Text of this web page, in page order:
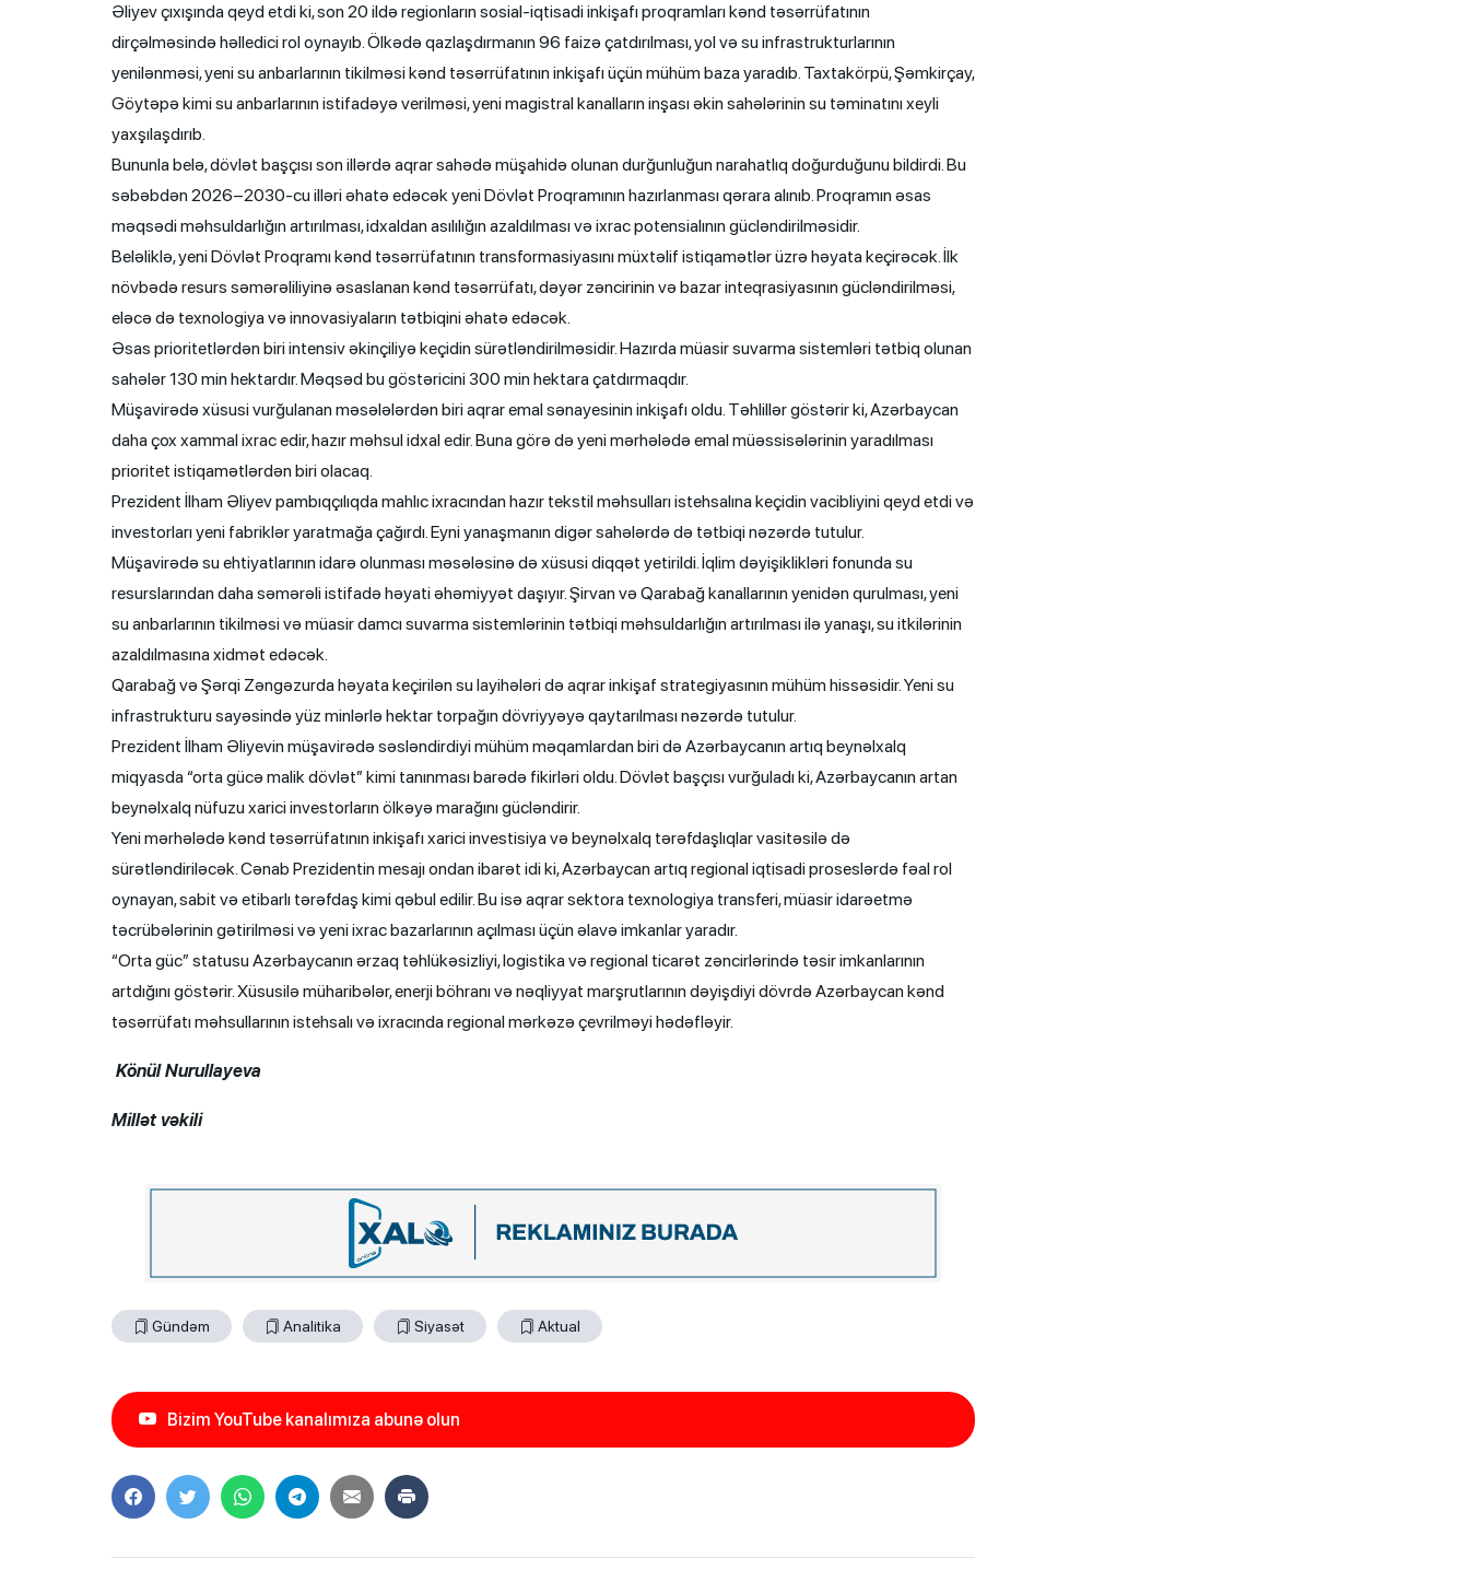
Əliyev çıxışında qeyd etdi ki, son 20 ildə regionların sosial-iqtisadi inkişafı proqramları kənd təsərrüfatının
dirçəlməsində həlledici rol oynayıb. Ölkədə qazlaşdırmanın 96 faizə çatdırılması, yol və su infrastrukturlarının
yenilənməsi, yeni su anbarlarının tikilməsi kənd təsərrüfatının inkişafı üçün mühüm baza yaradıb. Taxtakörpü, Şəmkirçay,
Göytəpə kimi su anbarlarının istifadəyə verilməsi, yeni magistral kanalların inşası əkin sahələrinin su təminatını xeyli
yaxşılaşdırıb.
Bununla belə, dövlət başçısı son illərdə aqrar sahədə müşahidə olunan durğunluğun narahatlıq doğurduğunu bildirdi. Bu
səbəbdən 2026–2030-cu illəri əhatə edəcək yeni Dövlət Proqramının hazırlanması qərara alınıb. Proqramın əsas
məqsədi məhsuldarlığın artırılması, idxaldan asılılığın azaldılması və ixrac potensialının gücləndirilməsidir.
Beləliklə, yeni Dövlət Proqramı kənd təsərrüfatının transformasiyasını müxtəlif istiqamətlər üzrə həyata keçirəcək. İlk
növbədə resurs səmərəliliyinə əsaslanan kənd təsərrüfatı, dəyər zəncirinin və bazar inteqrasiyasının gücləndirilməsi,
eləcə də texnologiya və innovasiyaların tətbiqini əhatə edəcək.
Əsas prioritetlərdən biri intensiv əkinçiliyə keçidin sürətləndirilməsidir. Hazırda müasir suvarma sistemləri tətbiq olunan
sahələr 130 min hektardır. Məqsəd bu göstəricini 300 min hektara çatdırmaqdır.
Müşavirədə xüsusi vurğulanan məsələlərdən biri aqrar emal sənayesinin inkişafı oldu. Təhlillər göstərir ki, Azərbaycan
daha çox xammal ixrac edir, hazır məhsul idxal edir. Buna görə də yeni mərhələdə emal müəssisələrinin yaradılması
prioritet istiqamətlərdən biri olacaq.
Prezident İlham Əliyev pambıqçılıqda mahlıc ixracından hazır tekstil məhsulları istehsalına keçidin vacibliyini qeyd etdi və
investorları yeni fabriklər yaratmağa çağırdı. Eyni yanaşmanın digər sahələrdə də tətbiqi nəzərdə tutulur.
Müşavirədə su ehtiyatlarının idarə olunması məsələsinə də xüsusi diqqət yetirildi. İqlim dəyişiklikləri fonunda su
resurslarından daha səmərəli istifadə həyati əhəmiyyət daşıyır. Şirvan və Qarabağ kanallarının yenidən qurulması, yeni
su anbarlarının tikilməsi və müasir damcı suvarma sistemlərinin tətbiqi məhsuldarlığın artırılması ilə yanaşı, su itkilərinin
azaldılmasına xidmət edəcək.
Qarabağ və Şərqi Zəngəzurda həyata keçirilən su layihələri də aqrar inkişaf strategiyasının mühüm hissəsidir. Yeni su
infrastrukturu sayəsində yüz minlərlə hektar torpağın dövriyyəyə qaytarılması nəzərdə tutulur.
Prezident İlham Əliyevin müşavirədə səsləndirdiyi mühüm məqamlardan biri də Azərbaycanın artıq beynəlxalq
miqyasda “orta gücə malik dövlət” kimi tanınması barədə fikirləri oldu. Dövlət başçısı vurğuladı ki, Azərbaycanın artan
beynəlxalq nüfuzu xarici investorların ölkəyə marağını gücləndirir.
Yeni mərhələdə kənd təsərrüfatının inkişafı xarici investisiya və beynəlxalq tərəfdaşlıqlar vasitəsilə də
sürətləndiriləcək. Cənab Prezidentin mesajı ondan ibarət idi ki, Azərbaycan artıq regional iqtisadi proseslərdə fəal rol
oynayan, sabit və etibarlı tərəfdaş kimi qəbul edilir. Bu isə aqrar sektora texnologiya transferi, müasir idarəetmə
təcrübələrinin gətirilməsi və yeni ixrac bazarlarının açılması üçün əlavə imkanlar yaradır.
“Orta güc” statusu Azərbaycanın ərzaq təhlükəsizliyi, logistika və regional ticarət zəncirlərində təsir imkanlarının
artdığını göstərir. Xüsusilə müharibələr, enerji böhranı və nəqliyyat marşrutlarının dəyişdiyi dövrdə Azərbaycan kənd
təsərrüfatı məhsullarının istehsalı və ixracında regional mərkəzə çevrilməyi hədəfləyir.
Könül Nurullayeva
Millət vəkili
Gündəm Analitika Siyasət Aktual
Bizim YouTube kanalımıza abunə olun